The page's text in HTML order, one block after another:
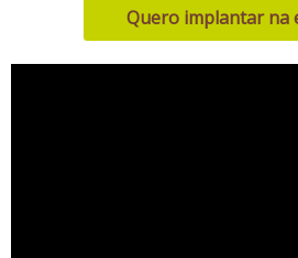
Quero implantar na